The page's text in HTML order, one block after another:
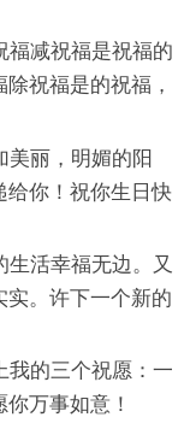
福减祝福是祝福的
祝福是的祝福，
美丽，明媚的阳
给你！祝你生日快
生活幸福无边。又
实。许下一个新的
我的三个祝愿：一
万事如意！